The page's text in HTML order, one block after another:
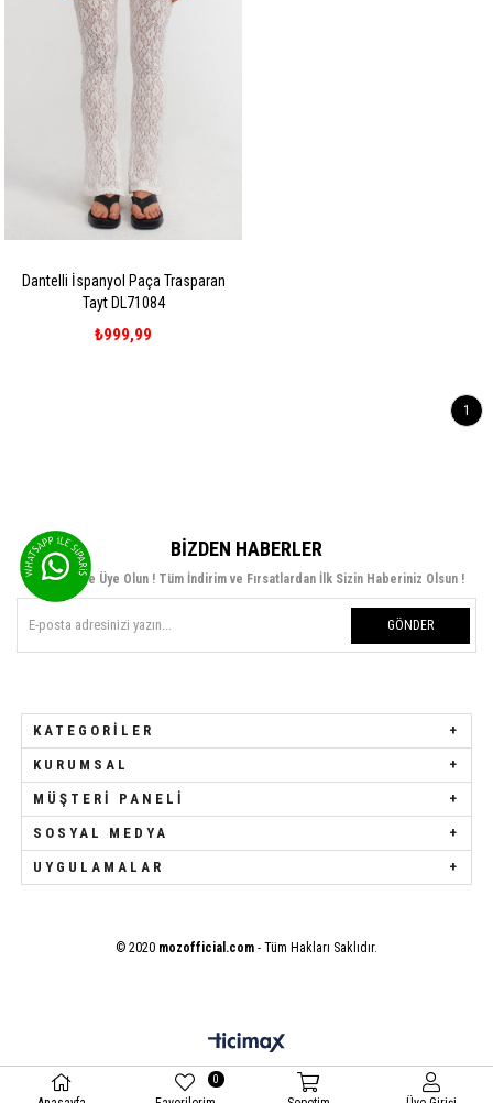
Dantelli İspanyol Paça Trasparan
Tayt DL71084
₺999,99
1
BIZDEN HABERLER
Bültenimize Üye Olun ! Tüm İndirim ve Fırsatlardan İlk Sizin Haberiniz Olsun !
GÖNDER
KATEGORILER
KURUMSAL
MÜŞTERI PANELI
SOSYAL MEDYA
UYGULAMALAR
© 2020 mozofficial.com - Tüm Hakları Saklıdır.
0